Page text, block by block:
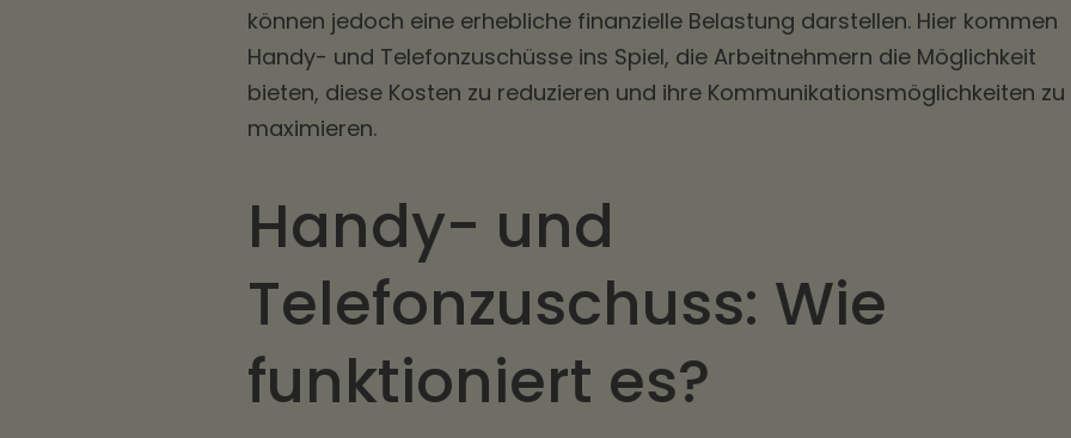
können jedoch eine erhebliche finanzielle Belastung darstellen. Hier kommen
Handy- und Telefonzuschüsse ins Spiel, die Arbeitnehmern die Möglichkeit
bieten, diese Kosten zu reduzieren und ihre Kommunikationsmöglichkeiten zu
maximieren.
Handy- und
Telefonzuschuss: Wie
funktioniert es?